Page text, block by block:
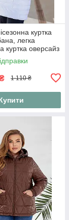
куртка
легка
куртка оверсайз
см на блискавці
48-6
1 110 ₴